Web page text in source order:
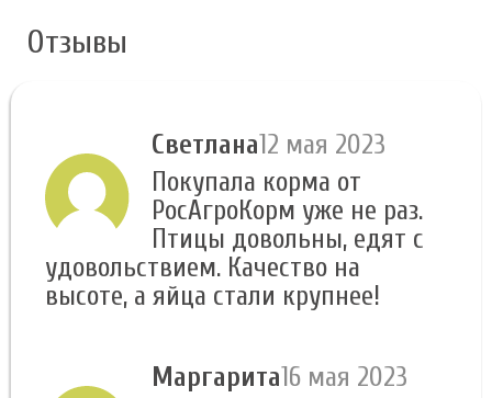
Отзывы
Светлана12 мая 2023
Покупала корма от
РосАгроКорм уже не раз.
Птицы довольны, едят с
удовольствием. Качество на
высоте, а яйца стали крупнее!
Маргарита16 мая 2023